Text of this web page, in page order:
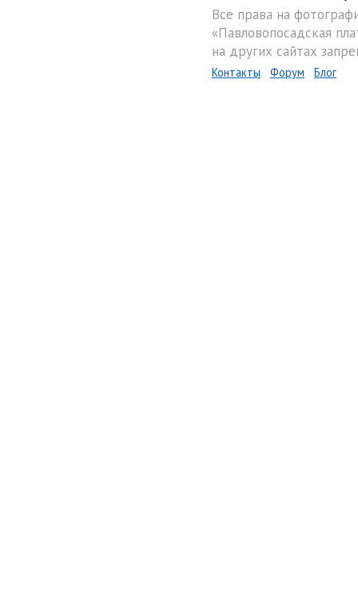
Все права на
«Павловопосадская
на других сайтах
Контакты Форум Блог